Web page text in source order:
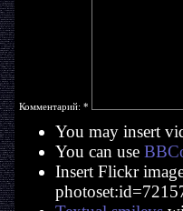
Комментарий: *
You may insert
You can use
Insert Flickr